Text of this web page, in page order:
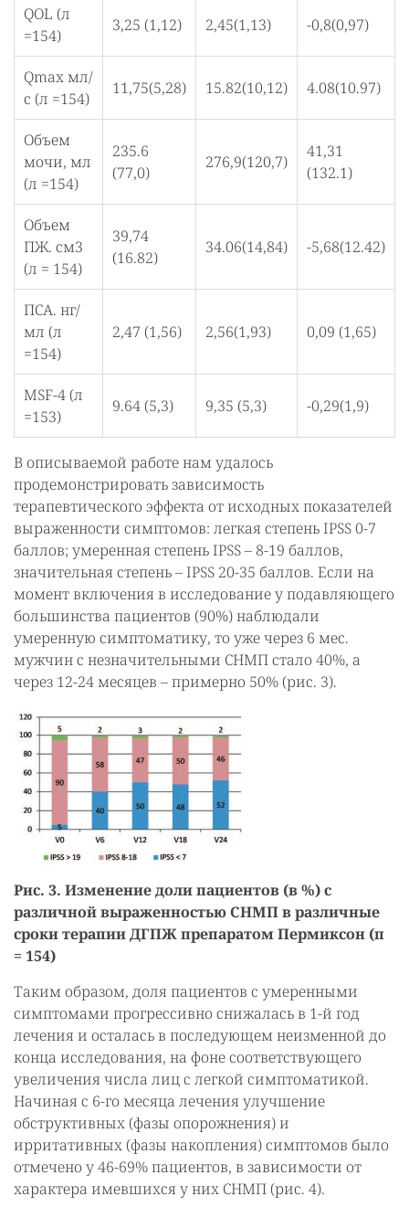
QOL (л
=154)
3,25 (1,12) 2,45(1,13) -0,8(0,97)
Qmax мл/
с (л =154)
11,75(5,28) 15.82(10,12) 4.08(10.97)
Объем
мочи, мл
(л =154)
235.6
(77,0)
276,9(120,7)
41,31
(132.1)
Объем
ПЖ. см3
(л = 154)
39,74
(16.82)
34.06(14,84) -5,68(12.42)
ПСА. нг/
мл (л
=154)
2,47 (1,56) 2,56(1,93) 0,09 (1,65)
MSF-4 (л
=153)
9.64 (5,3) 9,35 (5,3) -0,29(1,9)
В описываемой работе нам удалось
продемонстрировать зависимость
терапевтического эффекта от исходных показателей
выраженности симптомов: легкая степень IPSS 0-7
баллов; умеренная степень IPSS – 8-19 баллов,
значительная степень – IPSS 20-35 баллов. Если на
момент включения в исследование у подавляющего
большинства пациентов (90%) наблюдали
умеренную симптоматику, то уже через 6 мес.
мужчин с незначительными СНМП стало 40%, а
через 12-24 месяцев – примерно 50% (рис. 3).
Рис. 3. Изменение доли пациентов (в %) с
различной выраженностью СНМП в различные
сроки терапии ДГПЖ препаратом Пермиксон (п
= 154)
Таким образом, доля пациентов с умеренными
симптомами прогрессивно снижалась в 1-й год
лечения и осталась в последующем неизменной до
конца исследования, на фоне соответствующего
увеличения числа лиц с легкой симптоматикой.
Начиная с 6-го месяца лечения улучшение
обструктивных (фазы опорожнения) и
ирритативных (фазы накопления) симптомов было
отмечено у 46-69% пациентов, в зависимости от
характера имевшихся у них СНМП (рис. 4).